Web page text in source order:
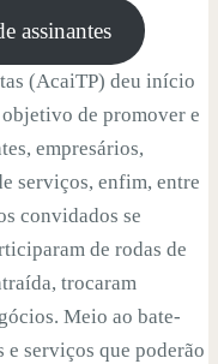
assinantes
(AcaiTP) deu início
de promover e
empresários,
serviços, enfim, entre
convidados se
de rodas de
trocaram
Meio ao bate-
serviços que poderão